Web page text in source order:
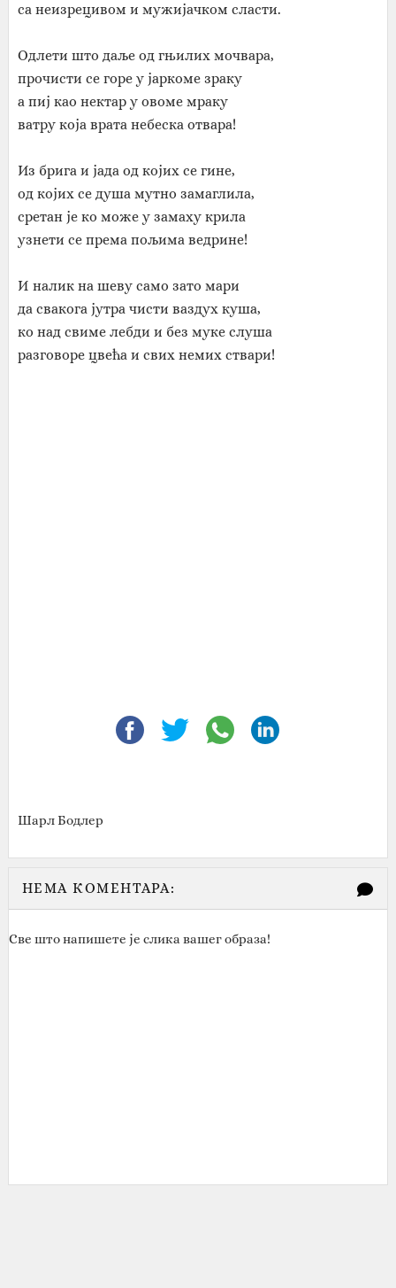
са неизрецивом и мужијачком сласти.
Одлети што даље од гњилих мочвара,
прочисти се горе у јаркоме зраку
а пиј као нектар у овоме мраку
ватру која врата небеска отвара!
Из брига и јада од којих се гине,
од којих се душа мутно замаглила,
сретан је ко може у замаху крила
узнети се према пољима ведрине!
И налик на шеву само зато мари
да свакога јутра чисти ваздух куша,
ко над свиме лебди и без муке слуша
разговоре цвећа и свих немих ствари!
Шарл Бодлер
НЕМА КОМЕНТАРА:
Све што напишете је слика вашег образа!